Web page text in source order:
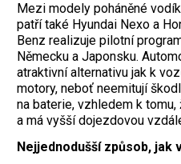
Mezi modely poháněné
patří také Hyundai Nexo a
Benz realizuje pilotní
Německu a Japonsku.
atraktivní alternativu jak k
motory, neboť neemitují
na baterie, vzhledem k
a má vyšší dojezdovou
Nejjednodušší způsob, jak